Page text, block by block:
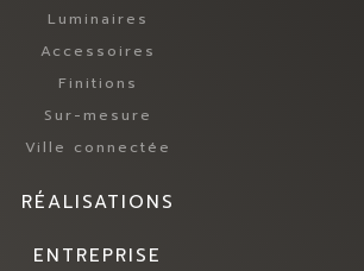
Luminaires
Accessoires
Finitions
Sur-mesure
Ville connectée
RÉALISATIONS
ENTREPRISE